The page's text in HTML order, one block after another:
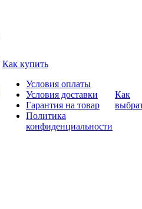
Как купить
Условия оплаты
Условия доставки
Гарантия на товар
Политика
конфиденциальности
Как